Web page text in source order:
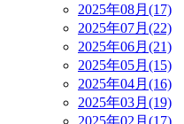
2025年08月(17)
2025年07月(22)
2025年06月(21)
2025年05月(15)
2025年04月(16)
2025年03月(19)
2025年02月(17)